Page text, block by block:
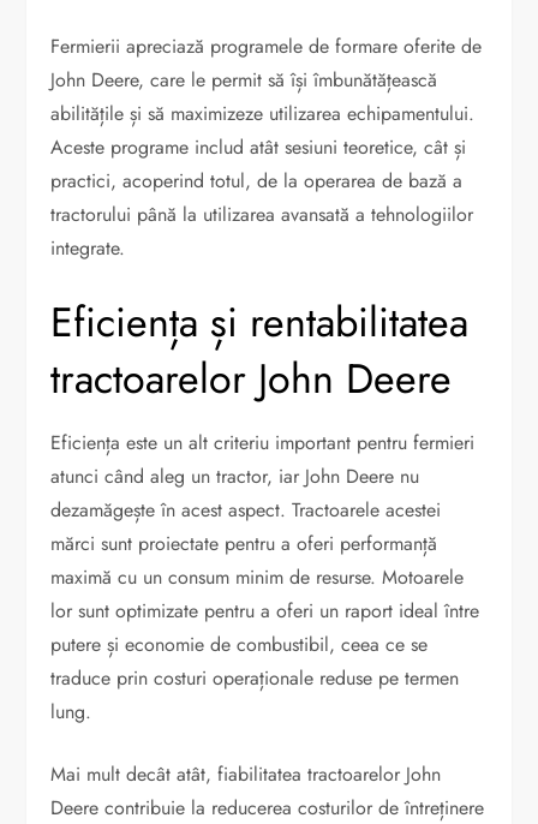
Fermierii apreciază programele de formare oferite de
John Deere, care le permit să își îmbunătățească
abilitățile și să maximizeze utilizarea echipamentului.
Aceste programe includ atât sesiuni teoretice, cât și
practici, acoperind totul, de la operarea de bază a
tractorului până la utilizarea avansată a tehnologiilor
integrate.
Eficiența și rentabilitatea
tractoarelor John Deere
Eficiența este un alt criteriu important pentru fermieri
atunci când aleg un tractor, iar John Deere nu
dezamăgește în acest aspect. Tractoarele acestei
mărci sunt proiectate pentru a oferi performanță
maximă cu un consum minim de resurse. Motoarele
lor sunt optimizate pentru a oferi un raport ideal între
putere și economie de combustibil, ceea ce se
traduce prin costuri operaționale reduse pe termen
lung.
Mai mult decât atât, fiabilitatea tractoarelor John
Deere contribuie la reducerea costurilor de întreținere